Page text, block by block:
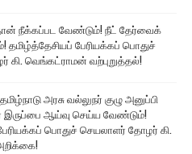
நீக்கப்பட வேண்டும்! நீட் தேர்வைக்
பேரியக்கப் பொதுச்
கி. வெங்கட்ராமன் வற்புறுத்தல்!
அரசு வல்லுநர் குழு அனுப்பி
ஆய்வு செய்ய வேண்டும்!
பொதுச் செயலாளர் தோழர் கி.